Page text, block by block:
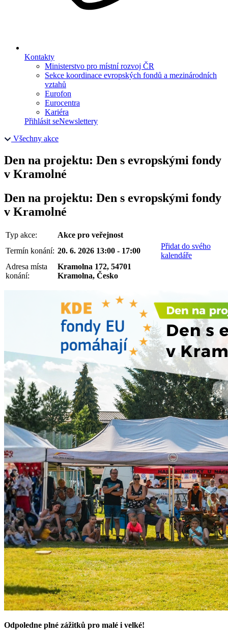
Kontakty
Ministerstvo pro místní rozvoj ČR
Sekce koordinace evropských fondů a mezinárodních
vztahů
Eurofon
Eurocentra
Kariéra
Přihlásit seNewslettery
Všechny akce
Den na projektu: Den s evropskými fondy
v Kramolné
Den na projektu: Den s evropskými fondy
v Kramolné
Typ akce:
Akce pro veřejnost
Termín konání: 20. 6. 2026 13:00 - 17:00
Přidat do svého
kalendáře
Adresa místa
konání:
Kramolna 172, 54701
Kramolna, Česko
Odpoledne plné zážitků pro malé i velké!